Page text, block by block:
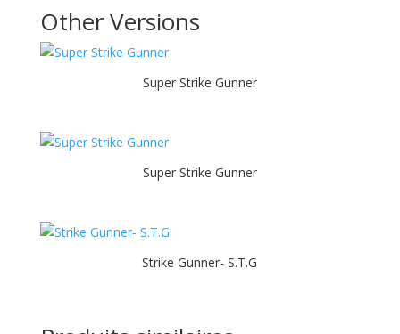
Other Versions
Super Strike Gunner
Super Strike Gunner
Strike Gunner- S.T.G